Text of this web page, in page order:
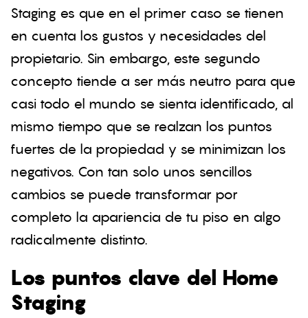
Staging es que en el primer caso se tienen
en cuenta los gustos y necesidades del
propietario. Sin embargo, este segundo
concepto tiende a ser más neutro para que
casi todo el mundo se sienta identificado, al
mismo tiempo que se realzan los puntos
fuertes de la propiedad y se minimizan los
negativos. Con tan solo unos sencillos
cambios se puede transformar por
completo la apariencia de tu piso en algo
radicalmente distinto.
Los puntos clave del Home
Staging